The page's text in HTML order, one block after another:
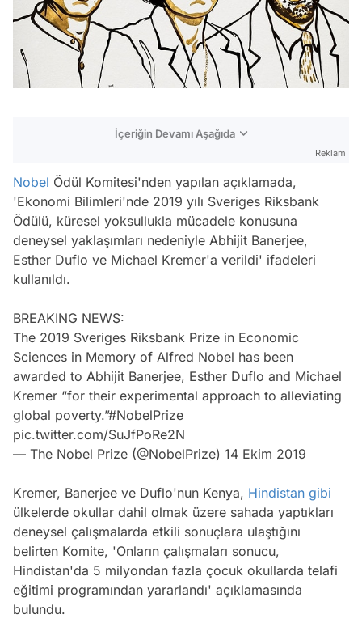
İçeriğin Devamı Aşağıda
Reklam
Nobel Ödül Komitesi'nden yapılan açıklamada,
'Ekonomi Bilimleri'nde 2019 yılı Sveriges Riksbank
Ödülü, küresel yoksullukla mücadele konusuna
deneysel yaklaşımları nedeniyle Abhijit Banerjee,
Esther Duflo ve Michael Kremer'a verildi' ifadeleri
kullanıldı.
BREAKING NEWS:
The 2019 Sveriges Riksbank Prize in Economic
Sciences in Memory of Alfred Nobel has been
awarded to Abhijit Banerjee, Esther Duflo and Michael
Kremer “for their experimental approach to alleviating
global poverty.”#NobelPrize
pic.twitter.com/SuJfPoRe2N
— The Nobel Prize (@NobelPrize) 14 Ekim 2019
Kremer, Banerjee ve Duflo'nun Kenya, Hindistan gibi
ülkelerde okullar dahil olmak üzere sahada yaptıkları
deneysel çalışmalarda etkili sonuçlara ulaştığını
belirten Komite, 'Onların çalışmaları sonucu,
Hindistan'da 5 milyondan fazla çocuk okullarda telafi
eğitimi programından yararlandı' açıklamasında
bulundu.